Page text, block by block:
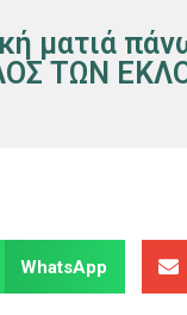
πάνω
ΤΩΝ
WhatsApp